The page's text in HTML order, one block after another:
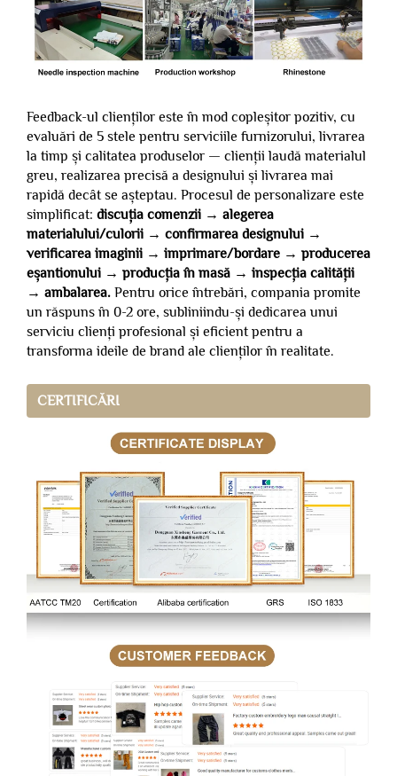
Feedback-ul clienților este în mod copleșitor pozitiv, cu
evaluări de 5 stele pentru serviciile furnizorului, livrarea
la timp și calitatea produselor — clienții laudă materialul
greu, realizarea precisă a designului și livrarea mai
rapidă decât se așteptau. Procesul de personalizare este
simplificat: discuția comenzii → alegerea
materialului/culorii → confirmarea designului →
verificarea imaginii → imprimare/bordare → producerea
eșantionului → producția în masă → inspecția calității
→ ambalarea. Pentru orice întrebări, compania promite
un răspuns în 0-2 ore, subliniindu-și dedicarea unui
serviciu clienți profesional și eficient pentru a
transforma ideile de brand ale clienților în realitate.
CERTIFICĂRI